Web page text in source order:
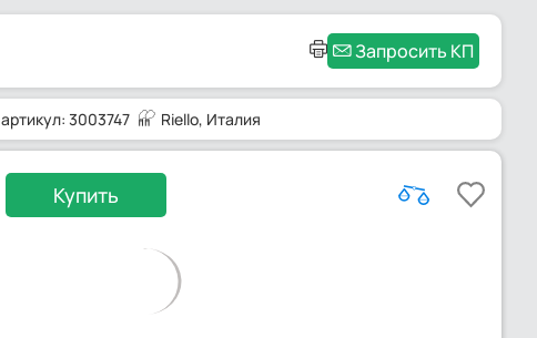
Запросить КП
артикул: 3003747 Riello, Италия
Купить